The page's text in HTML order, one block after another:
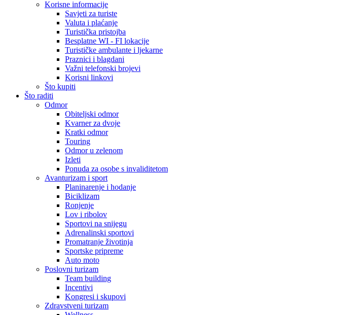
Korisne informacije
Savjeti za turiste
Valuta i plaćanje
Turistička pristojba
Besplatne WI - FI lokacije
Turističke ambulante i ljekarne
Praznici i blagdani
Važni telefonski brojevi
Korisni linkovi
Što kupiti
Što raditi
Odmor
Obiteljski odmor
Kvarner za dvoje
Kratki odmor
Touring
Odmor u zelenom
Izleti
Ponuda za osobe s invaliditetom
Avanturizam i sport
Planinarenje i hodanje
Biciklizam
Ronjenje
Lov i ribolov
Sportovi na snijegu
Adrenalinski sportovi
Promatranje životinja
Sportske pripreme
Auto moto
Poslovni turizam
Team building
Incentivi
Kongresi i skupovi
Zdravstveni turizam